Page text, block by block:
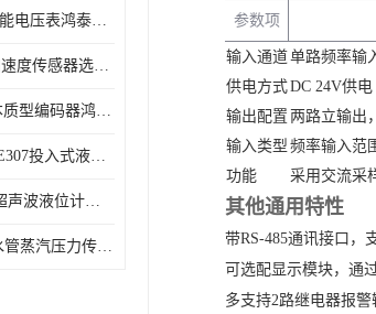
HB4740Z-V智能电压表鸿泰产品外形美观大方
LZDY1振动加速度传感器选型资料
BQH12 矿用本质型编码器鸿泰产品实物展示
FB0802WD03E307投入式液位计鸿泰产品选型参数
JL-LB二线制超声波液位计鸿泰产品外形美观大方
QBE2002-P5水管蒸汽压力传感器西门子产品技术规格
参数项
输入通道单路频率输
供电方式DC 24V供电
输出配置 两路立输出
输入类型 频率输入范
功能
采用交流采
其他通用特性
带RS-485通讯接口，
可选配显示模块，通
多支持2路继电器报警